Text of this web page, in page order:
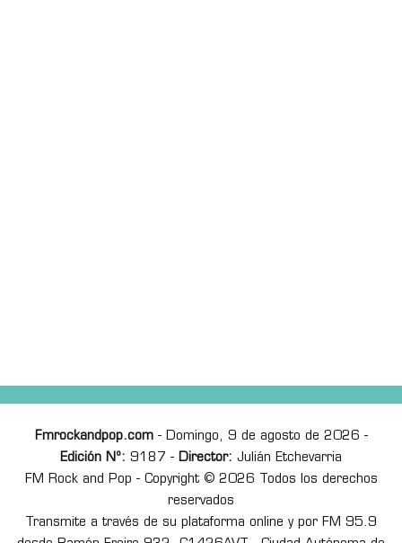
Fmrockandpop.com- Domingo, 9 de agosto de 2026 -
Edición Nº: 9187 - Director: Julián Etchevarria
FM Rock and Pop - Copyright © 2026 Todos los derechos
reservados
Transmite a través de su plataforma online y por FM 95.9